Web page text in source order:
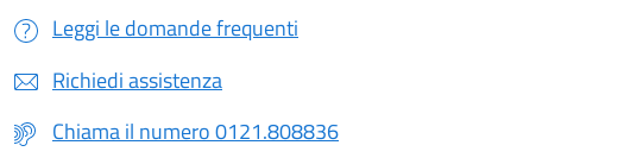
Leggi le domande frequenti
Richiedi assistenza
Chiama il numero 0121.808836